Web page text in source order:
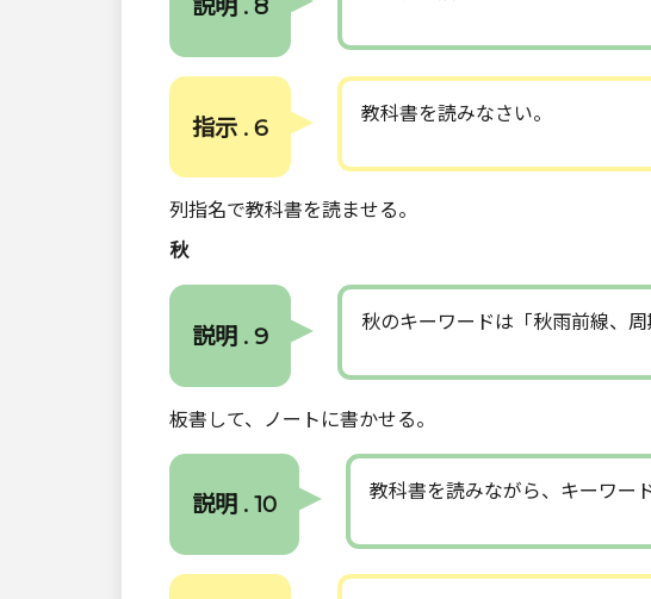
説明 . 8
指示 . 6 教科書を読みなさい。
列指名で教科書を読ませる。
秋
説明 . 9 秋のキーワードは「秋雨前線、周
板書して、ノートに書かせる。
説明 . 10 教科書を読みながら、キーワー